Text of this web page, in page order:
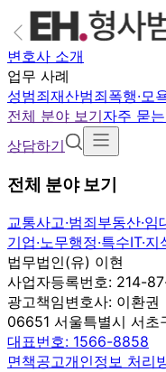
변호사 소개
업무 사례
성범죄재산범죄폭행·모
전체 분야 보기자주 묻
상담하기
전체 분야 보기
교통사고·범죄부동산·임
기업·노무행정·특수IT·
법무법인(유) 이현
사업자등록번호: 214-
광고책임변호사: 이환권
06651 서울특별시 서초
대표번호: 1566-8858
면책공고개인정보 처리